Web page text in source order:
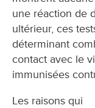
une réaction de
ultérieur, ces
déterminant
contact avec le
immunisées
Les raisons qui